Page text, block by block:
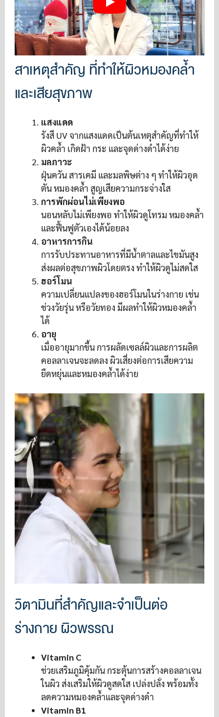
สาเหตุสำคัญ ที่ทำให้ผิวหมองคล้ำ
และเสียสุขภาพ
แสงแดด
รังสี UV จากแสงแดดเป็นต้นเหตุสำคัญที่ทำให้
ผิวคล้ำ เกิดฝ้า กระ และจุดด่างดำได้ง่าย
มลภาวะ
ฝุ่นควัน สารเคมี และมลพิษต่าง ๆ ทำให้ผิวอุด
ตัน หมองคล้ำ สูญเสียความกระจ่างใส
การพักผ่อนไม่เพียงพอ
นอนหลับไม่เพียงพอ ทำให้ผิวดูโทรม หมองคล้ำ
และฟื้นฟูตัวเองได้น้อยลง
อาหารการกิน
การรับประทานอาหารที่มีน้ำตาลและไขมันสูง
ส่งผลต่อสุขภาพผิวโดยตรง ทำให้ผิวดูไม่สดใส
ฮอร์โมน
ความเปลี่ยนแปลงของฮอร์โมนในร่างกาย เช่น
ช่วงวัยรุ่น หรือวัยทอง มีผลทำให้ผิวหมองคล้ำ
ได้
อายุ
เมื่ออายุมากขึ้น การผลัดเซลล์ผิวและการผลิต
คอลลาเจนจะลดลง ผิวเสี่ยงต่อการเสียความ
ยืดหยุ่นและหมองคล้ำได้ง่าย
วิตามินที่สำคัญและจำเป็นต่อ
ร่างกาย ผิวพรรณ
Vitamin C
ช่วยเสริมภูมิคุ้มกัน กระตุ้นการสร้างคอลลาเจน
ในผิว ส่งเสริมให้ผิวดูสดใส เปล่งปลั่ง พร้อมทั้ง
ลดความหมองคล้ำและจุดด่างดำ
Vitamin B1